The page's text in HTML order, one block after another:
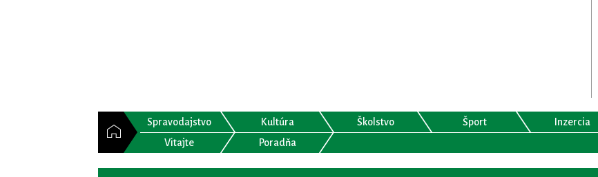
Spravodajstvo Kultúra Školstvo Šport Inzercia
Vitajte
Poradňa